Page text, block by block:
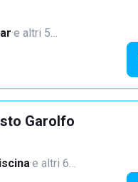
·e altri 5…
Garolfo
·e altri 6…